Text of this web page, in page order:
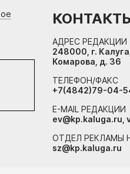
АДРЕС РЕДАКЦИИ
248000, г.
Комарова, д. 36
ТЕЛЕФОН/ФАКС
+7(4842)79-04-
E-MAIL РЕДАКЦИИ
ev@kp.kaluga.ru,
ОТДЕЛ РЕКЛАМЫ
sz@kp.kaluga.ru